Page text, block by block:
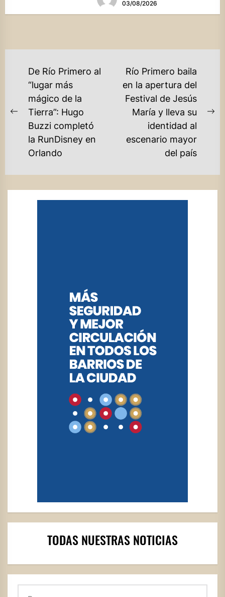
03/08/2026
NAVEGACIÓN
ENTRADAS
Previous
post:
De Río Primero al
“lugar más
mágico de la
Tierra”: Hugo
Buzzi completó
la RunDisney en
Orlando
Río Primero baila
en la apertura del
Festival de Jesús
María y lleva su
identidad al
escenario mayor
del país
TODAS NUESTRAS NOTICIAS